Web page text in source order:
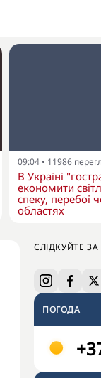
09:04 • 11986
В Україні
економити
спеку, перебої
областях
СЛІДКУЙТЕ
ПОГОДА